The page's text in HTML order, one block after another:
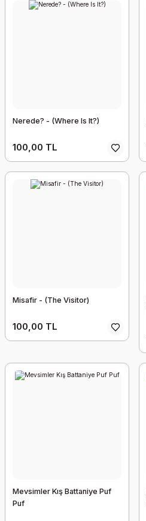
Nerede? - (Where Is It?)
100,00 TL
Misafir - (The Visitor)
100,00 TL
Mevsimler Kış Battaniye Puf
Puf